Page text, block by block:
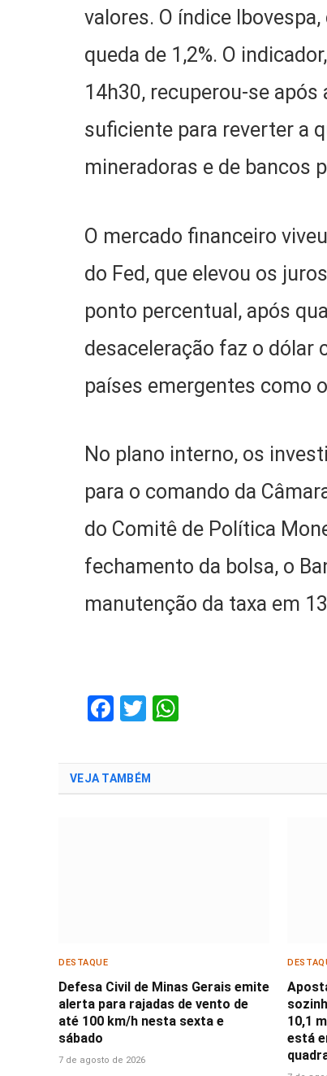
valores. O índice
queda de 1,2%. O
14h30, recuperou-se
suficiente para reverter a
mineradoras e de bancos
O mercado financeiro
do Fed, que elevou os
ponto percentual, após
desaceleração faz o dólar
países emergentes como
No plano interno, os
para o comando da
do Comitê de Política
fechamento da bolsa, o
manutenção da taxa em
Facebook
Twitter
VEJA TAMBÉM
DESTAQUE
Defesa Civil de Minas Gerais emite
alerta para rajadas de vento de
até 100 km/h nesta sexta e
sábado
7 de agosto de 2026
10,1
está